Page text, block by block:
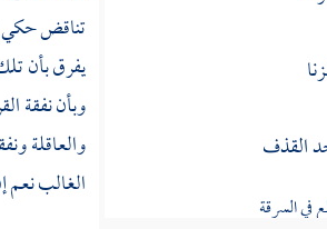
القذف
في السرقة
تناقض حكي
يفرق بأن
وبأن نفقة
والعاقلة
الغالب نعم